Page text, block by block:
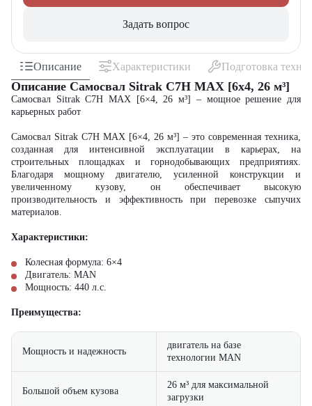
Задать вопрос
Описание Характеристики Подготовка
Описание Самосвал Sitrak C7H MAX [6x4, 26 м³]
Самосвал Sitrak C7H MAX [6×4, 26 м³] – мощное решение для
карьерных работ
Самосвал Sitrak C7H MAX [6×4, 26 м³] – это современная техника,
созданная для интенсивной эксплуатации в карьерах, на
строительных площадках и горнодобывающих предприятиях.
Благодаря мощному двигателю, усиленной конструкции и
увеличенному кузову, он обеспечивает высокую
производительность и эффективность при перевозке сыпучих
материалов.
Характеристики:
Колесная формула: 6×4
Двигатель: MAN
Мощность: 440 л.с.
Преимущества:
Мощность и надежность
двигатель на базе
технологии MAN
Большой объем кузова
26 м³ для максимальной
загрузки